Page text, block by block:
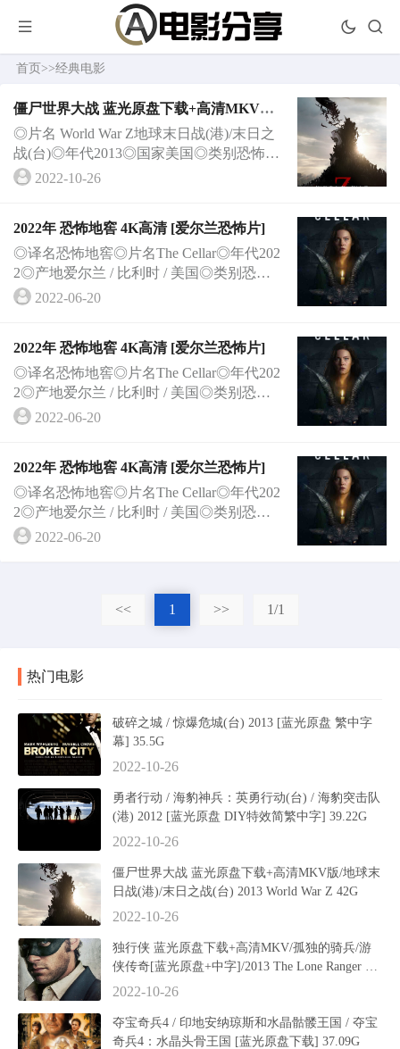
首页 >>经典电影
僵尸世界大战 蓝光原盘下载+高清MKV版/
地球末日战(港)/末日之战(台) 2013 World
War Z 42G
◎片名 World War Z地球末日战(港)/末日之
战(台)◎年代2013◎国家美国◎类别恐怖/科
幻/惊悚◎语言英语◎字幕英文◎IMDB评分
2022-10-26
2022年 恐怖地窖 4K高清 [爱尔兰恐怖片]
◎译名恐怖地窖◎片名The Cellar◎年代202
2◎产地爱尔兰 / 比利时 / 美国◎类别恐怖◎
语言英语◎上映日期2022-03-12(西南偏南
2022-06-20
2022年 恐怖地窖 4K高清 [爱尔兰恐怖片]
◎译名恐怖地窖◎片名The Cellar◎年代202
2◎产地爱尔兰 / 比利时 / 美国◎类别恐怖◎
语言英语◎上映日期2022-03-12(西南偏南
2022-06-20
2022年 恐怖地窖 4K高清 [爱尔兰恐怖片]
◎译名恐怖地窖◎片名The Cellar◎年代202
2◎产地爱尔兰 / 比利时 / 美国◎类别恐怖◎
语言英语◎上映日期2022-03-12(西南偏南
2022-06-20
<< 1 >> 1/1
热门电影
破碎之城 / 惊爆危城(台) 2013 [蓝光原盘 繁中字
幕] 35.5G
2022-10-26
勇者行动 / 海豹神兵：英勇行动(台) / 海豹突击队
(港) 2012 [蓝光原盘 DIY特效简繁中字] 39.22G
2022-10-26
僵尸世界大战 蓝光原盘下载+高清MKV版/地球末
日战(港)/末日之战(台) 2013 World War Z 42G
2022-10-26
独行侠 蓝光原盘下载+高清MKV/孤独的骑兵/游
侠传奇[蓝光原盘+中字]/2013 The Lone Ranger 47.
9G
2022-10-26
夺宝奇兵4 / 印地安纳琼斯和水晶骷髅王国 / 夺宝
奇兵4：水晶头骨王国 [蓝光原盘下载] 37.09G